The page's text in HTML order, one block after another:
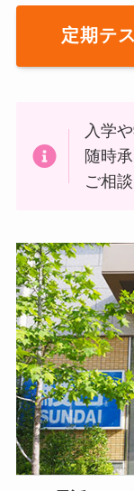
定期テ
入学
随時
ご相